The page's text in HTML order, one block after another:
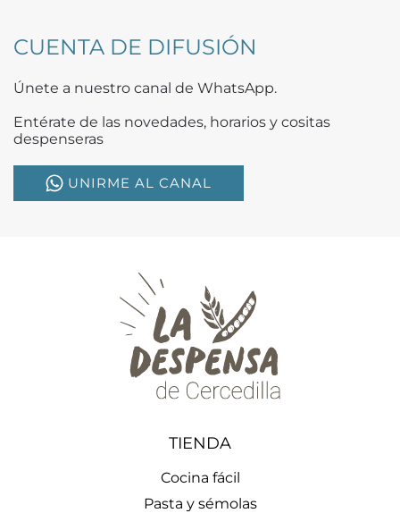
CUENTA DE DIFUSIÓN
Únete a nuestro canal de WhatsApp.
Entérate de las novedades, horarios y cositas
despenseras
UNIRME AL CANAL
TIENDA
Cocina fácil
Pasta y sémolas